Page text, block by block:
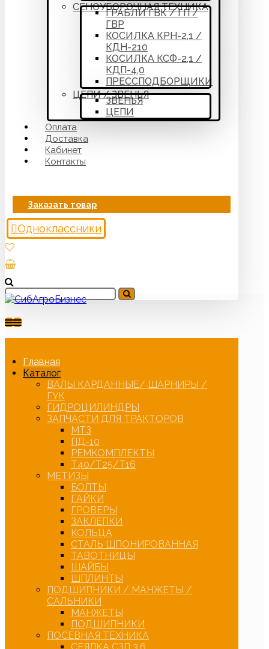
СЕНОУБОРОЧНАЯ ТЕХНИКА
ГРАБЛИ ГВК / ГП /
ГВР
КОСИЛКА КРН-2,1 /
КДН-210
КОСИЛКА КСФ-2,1 /
КДП-4,0
ПРЕССПОДБОРЩИКИ
ЦЕПИ / ЗВЕНЬЯ
ЗВЕНЬЯ
ЦЕПИ
Оплата
Доставка
Кабинет
Контакты
Заказать товар
Одноклассники
Главная
Каталог
ВАЛЫ КАРДАННЫЕ/ ШАРНИРЫ /
ГУК
ГИДРОЦИЛИНДРЫ
ЗАПЧАСТИ ДЛЯ ТРАКТОРОВ
МТЗ
ПД-10
РЕМКОМПЛЕКТЫ
Т40/Т25/Т16
МЕТИЗЫ
БОЛТЫ
ГАЙКИ
ГРОВЕРЫ
ЗАКЛЕПКИ
КОЛЬЦА
СТАЛЬ ШПОНИРОВАННАЯ
ТАВОТНИЦЫ
ШАЙБЫ
ШПЛИНТЫ
ПОДШИПНИКИ / МАНЖЕТЫ /
САЛЬНИКИ
МАНЖЕТЫ
ПОДШИПНИКИ
ПОСЕВНАЯ ТЕХНИКА
СЕЯЛКА СЗП 3,6